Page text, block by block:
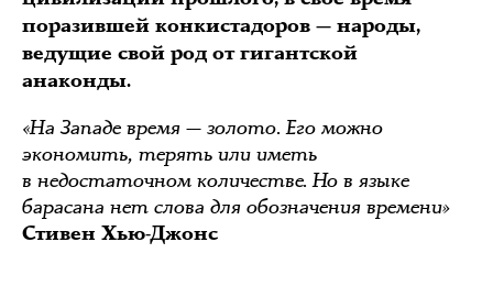
поразившей конкистадоров — народы,
ведущие свой род от гигантской
анаконды.
«На Западе время — золото. Его можно
экономить, терять или иметь
в недостаточном количестве. Но в языке
барасана нет слова для обозначения времени»
Стивен Хью-Джонс